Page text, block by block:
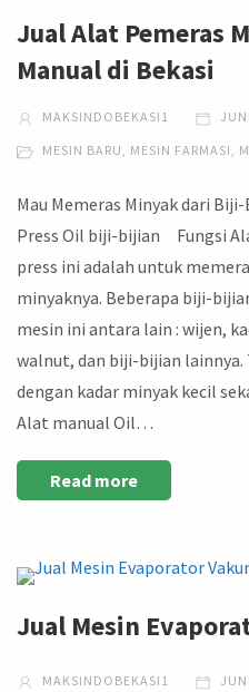
Jual Alat Pemeras
Manual di Bekasi
MAKSINDOBEKASI1
MESIN BARU, MESIN FARMASI,
Mau Memeras Minyak dari
Press Oil biji-bijian Fungsi
press ini adalah untuk
minyaknya. Beberapa biji-
mesin ini antara lain : wijen,
walnut, dan biji-bijian
dengan kadar minyak kecil
Alat manual Oil…
Read more
Jual Mesin
MAKSINDOBEKASI1